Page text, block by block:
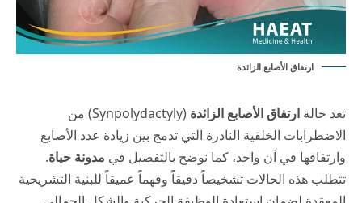
ارتفاق الأصابع الزائدة
تعد حالة ارتفاق الأصابع الزائدة
(Synpolydactyly) من
الاضطرابات الخلقية النادرة التي تدمج بين زيادة عدد الأصابع
وارتفاقها في آن واحد، كما نوضح بالتفصيل في مدونة حياة.
تتطلب هذه الحالات تشخيصاً دقيقاً وفهماً عميقاً للبنية التشريحية